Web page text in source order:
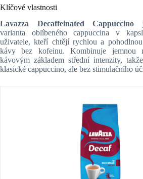
Klíčové vlastnosti
Lavazza Decaffeinated Cappuccino
varianta oblíbeného cappuccina v
uživatele, kteří chtějí rychlou a
kávy bez kofeinu. Kombinuje jemnou
kávovým základem střední intenzity,
klasické cappuccino, ale bez stimulačního